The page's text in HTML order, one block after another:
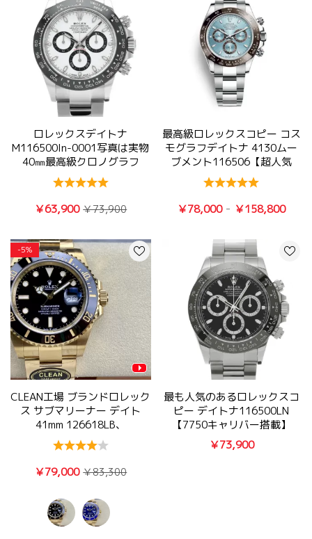
ロレックスデイトナ
M116500ln-0001写真は実物
40㎜最高級クロノグラフ
7750時計
￥63,900 ￥73,900
最高級ロレックスコピー コス
モグラフデイトナ 4130ムー
ブメント116506【超人気
NO.1】
￥78,000- ￥158,800
-5%
CLEAN工場 ブランドロレック
ス サブマリーナー デイト
41mm 126618LB、
126618LN
￥79,000 ￥83,300
最も人気のあるロレックスコ
ピー デイトナ116500LN
【7750キャリバー搭載】
￥73,900